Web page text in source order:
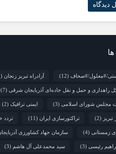
#معلول/#صحاف (12) آزادراه تبریز زنجان (5)
کل راهداری و حمل و نقل جاده‌ای آذربایجان شرقی (7)
مجلس شورای اسلامی (3) ایمنی ترافیک (2)
تبریز (2) تراکتورسازی ایران (11) تردد
زمستانی (4) سازمان جهاد کشاورزی
رئیسی (3) سید محمدعلی آل هاشم (3)